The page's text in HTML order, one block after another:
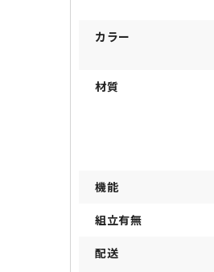
カラー
材質
機能
組立有無
配送